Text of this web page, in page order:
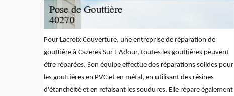
Pour Lacroix Couverture, une entreprise de réparation de
gouttière à Cazeres Sur L Adour, toutes les gouttières peuvent
être réparées. Son équipe effectue des réparations solides pour
les gouttières en PVC et en métal, en utilisant des résines
d'étanchéité et en refaisant les soudures. Elle répare également